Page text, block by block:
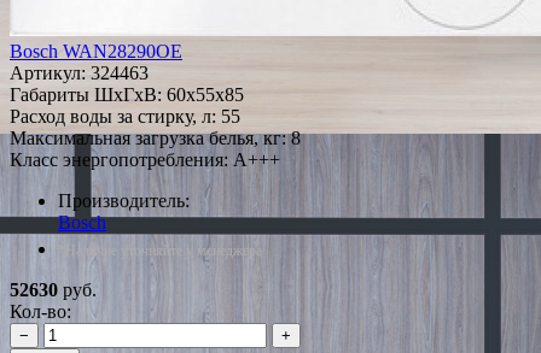
Bosch WAN28290OE
Артикул: 324463
Габариты ШxГxВ: 60x55x85
Расход воды за стирку, л: 55
Максимальная загрузка белья, кг: 8
Класс энергопотребления: A+++
Производитель:
Bosch
*Наличие уточняйте у менеджера
52630 руб.
Кол-во:
−
+